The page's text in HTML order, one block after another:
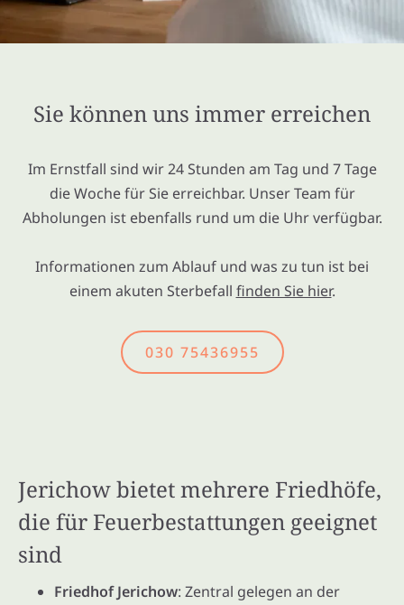
Sie können uns immer erreichen
Im Ernstfall sind wir 24 Stunden am Tag und 7 Tage
die Woche für Sie erreichbar. Unser Team für
Abholungen ist ebenfalls rund um die Uhr verfügbar.
Informationen zum Ablauf und was zu tun ist bei
einem akuten Sterbefall finden Sie hier.
030 75436955
Jerichow bietet mehrere Friedhöfe,
die für Feuerbestattungen geeignet
sind
Friedhof Jerichow: Zentral gelegen an der